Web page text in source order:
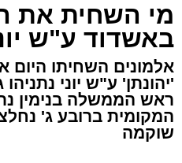
מי השחית את
באשדוד ע"ש
אלמונים השחיתו היום
'יהונתן' ע"ש יוני
ראש הממשלה בנימין
המקומית ברובע ג'
שוקמה